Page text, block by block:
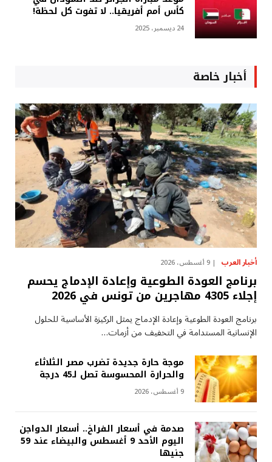
كأس أمم أفريقيا.. لا تفوت كل لحظة!
24 ديسمبر، 2025
أخبار خاصة
أخبار العرب 9 أغسطس، 2026
برنامج العودة الطوعية وإعادة الإدماج يحسم
إجلاء 4305 مهاجرين من تونس في 2026
برنامج العودة الطوعية وإعادة الإدماج يمثل الركيزة الأساسية للحلول
الإنسانية المستدامة في التخفيف من أزمات…
موجة حارة جديدة تضرب مصر الثلاثاء
والحرارة المحسوسة تصل لـ45 درجة
9 أغسطس، 2026
صدمة في أسعار الفراخ.. أسعار الدواجن
اليوم الأحد 9 أغسطس والبيضاء عند 59
جنيها